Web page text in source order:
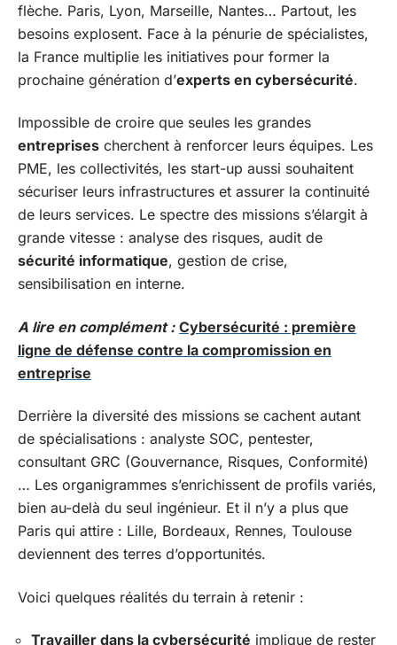
flèche. Paris, Lyon, Marseille, Nantes… Partout, les
besoins explosent. Face à la pénurie de spécialistes,
la France multiplie les initiatives pour former la
prochaine génération d’experts en cybersécurité.
Impossible de croire que seules les grandes
entreprises cherchent à renforcer leurs équipes. Les
PME, les collectivités, les start-up aussi souhaitent
sécuriser leurs infrastructures et assurer la continuité
de leurs services. Le spectre des missions s’élargit à
grande vitesse : analyse des risques, audit de
sécurité informatique, gestion de crise,
sensibilisation en interne.
A lire en complément : Cybersécurité : première
ligne de défense contre la compromission en
entreprise
Derrière la diversité des missions se cachent autant
de spécialisations : analyste SOC, pentester,
consultant GRC (Gouvernance, Risques, Conformité)
… Les organigrammes s’enrichissent de profils variés,
bien au-delà du seul ingénieur. Et il n’y a plus que
Paris qui attire : Lille, Bordeaux, Rennes, Toulouse
deviennent des terres d’opportunités.
Voici quelques réalités du terrain à retenir :
Travailler dans la cybersécurité implique de rester